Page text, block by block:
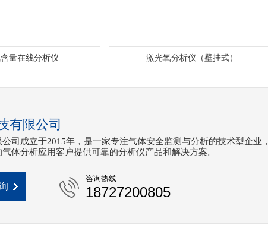
量在线分析仪 激光氧分析仪（壁挂式）
有限公司
司成立于2015年，是一家专注气体安全监测与分析的技术型企业，
体分析应用客户提供可靠的分析仪产品和解决方案。
咨询热线
18727200805